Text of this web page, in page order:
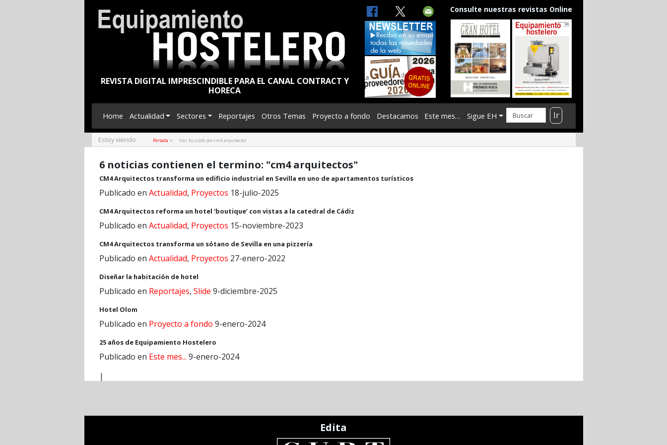
REVISTA DIGITAL IMPRESCINDIBLE PARA EL CANAL CONTRACT Y
HORECA
Consulte nuestras revistas Online
Home Actualidad Sectores Reportajes Otros Temas Proyecto a fondo Destacamos Este mes… Sigue EH Ir
Estoy viendo Portada » Has buscado por cm4 arquitectos
6 noticias contienen el termino: "cm4 arquitectos"
CM4 Arquitectos transforma un edificio industrial en Sevilla en uno de apartamentos turísticos
Publicado en Actualidad, Proyectos 18-julio-2025
CM4 Arquitectos reforma un hotel ‘boutique’ con vistas a la catedral de Cádiz
Publicado en Actualidad, Proyectos 15-noviembre-2023
CM4 Arquitectos transforma un sótano de Sevilla en una pizzería
Publicado en Actualidad, Proyectos 27-enero-2022
Diseñar la habitación de hotel
Publicado en Reportajes, Slide 9-diciembre-2025
Hotel Olom
Publicado en Proyecto a fondo 9-enero-2024
25 años de Equipamiento Hostelero
Publicado en Este mes... 9-enero-2024
|
Edita